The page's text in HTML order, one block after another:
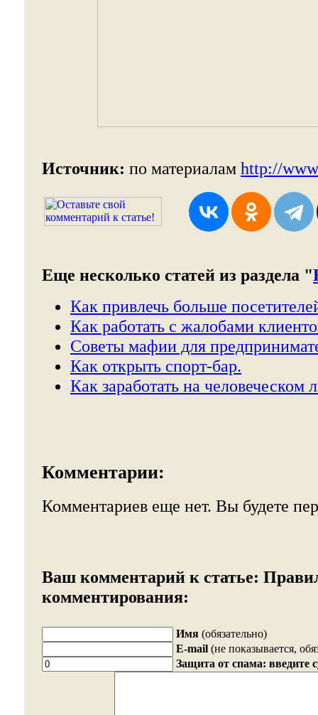
Источник: по материалам http://
Еще несколько статей из раздела "
Как привлечь больше
Как работать с жалобами
Советы мафии для
Как открыть спорт-бар.
Как заработать на человеческом
Комментарии:
Комментариев еще нет. Вы будете
Ваш комментарий к статье:
комментирования:
Имя (обязательно)
E-mail (не показывается,
Защита от спама: введите